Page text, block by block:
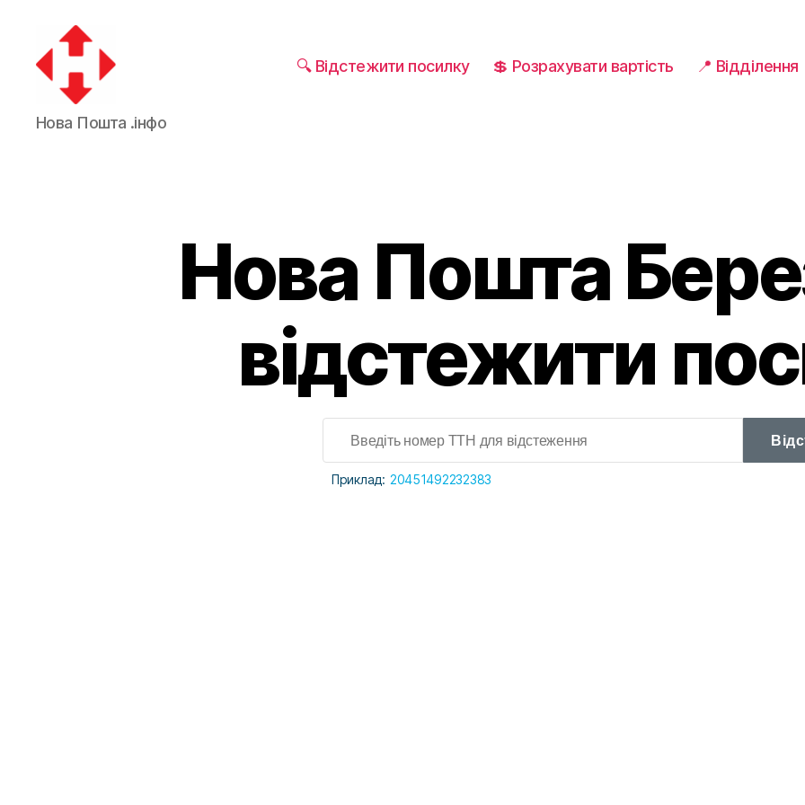
Нова Пошта .інфо
🔍 Відстежити посилку 💲 Розрахувати вартість 📍 Відділення
Нова Пошта
відстежити
Приклад: 20451492232383